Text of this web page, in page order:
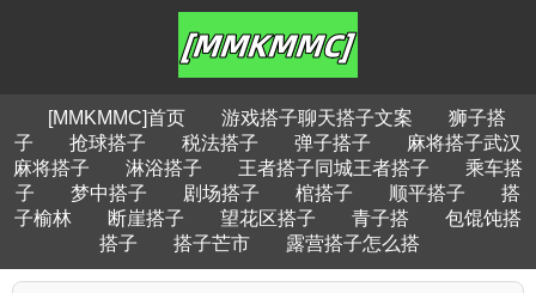
[MMKMMC]首页 游戏搭子聊天搭子文案
狮子搭
子
抢球搭子 税法搭子 弹子搭子
麻将搭子武汉
麻将搭子
淋浴搭子 王者搭子同城王者搭子
乘车搭
子
梦中搭子 剧场搭子 棺搭子 顺平搭子
搭
子榆林
断崖搭子 望花区搭子 青子搭
包馄饨搭
搭子
搭子芒市 露营搭子怎么搭